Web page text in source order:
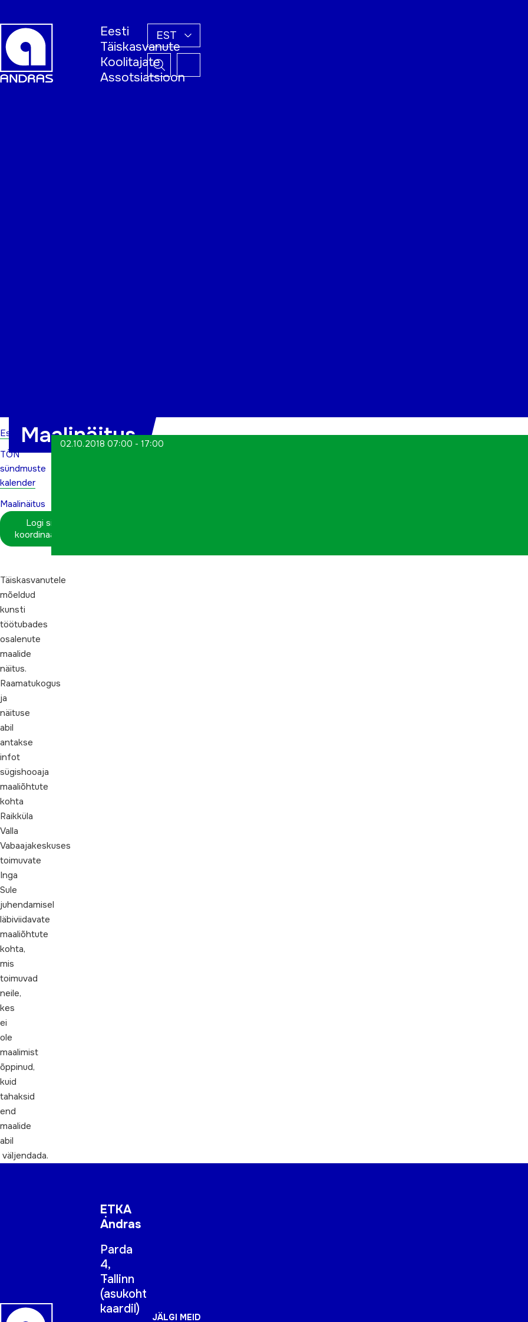
Eesti
Täiskasvanute
Koolitajate
Assotsiatsioon
EST
Esileht
TÕN
sündmuste
kalender
Maalinäitus
Logi sisse
koordinaatorina
Maalinäitus
02.10.2018 07:00 - 17:00
Täiskasvanutele
mõeldud
kunsti
töötubades
osalenute
maalide
näitus.
Raamatukogus
ja
näituse
abil
antakse
infot
sügishooaja
maaliõhtute
kohta
Raikküla
Valla
Vabaajakeskuses
toimuvate
Inga
Sule
juhendamisel
läbiviidavate
maaliõhtute
kohta,
mis
toimuvad
neile,
kes
ei
ole
maalimist
õppinud,
kuid
tahaksid
end
maalide
abil
väljendada.
ETKA
Andras
Parda
4,
Tallinn
(asukoht
kaardil)
JÄLGI MEID